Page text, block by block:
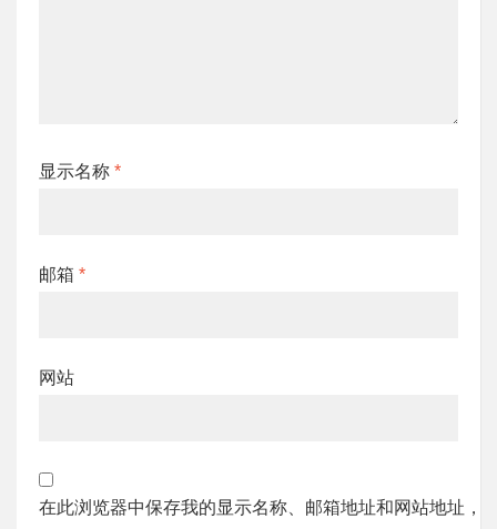
显示名称 *
邮箱 *
网站
在此浏览器中保存我的显示名称、邮箱地址和网站地址，